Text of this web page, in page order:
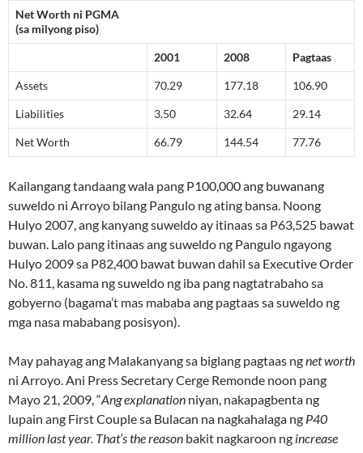
Net Worth ni PGMA
(sa milyong piso)
2001 2008 Pagtaas
Assets 70.29 177.18 106.90
Liabilities 3.50 32.64 29.14
Net Worth 66.79 144.54 77.76
Kailangang tandaang wala pang P100,000 ang buwanang
suweldo ni Arroyo bilang Pangulo ng ating bansa. Noong
Hulyo 2007, ang kanyang suweldo ay itinaas sa P63,525 bawat
buwan. Lalo pang itinaas ang suweldo ng Pangulo ngayong
Hulyo 2009 sa P82,400 bawat buwan dahil sa Executive Order
No. 811, kasama ng suweldo ng iba pang nagtatrabaho sa
gobyerno (bagama’t mas mababa ang pagtaas sa suweldo ng
mga nasa mababang posisyon).
May pahayag ang Malakanyang sa biglang pagtaas ngnet worth
ni Arroyo. Ani Press Secretary Cerge Remonde noon pang
Mayo 21, 2009, “Ang explanation niyan, nakapagbenta ng
lupain ang First Couple sa Bulacan na nagkahalaga ng P40
million last year. That’s the reason bakit nagkaroon ng increase